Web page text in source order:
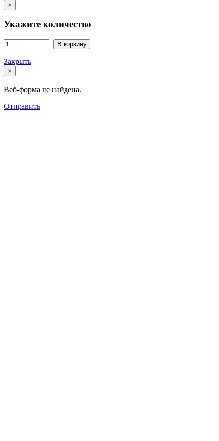
×
Укажите количество
В корзину
Закрыть
×
Веб-форма не найдена.
Отправить